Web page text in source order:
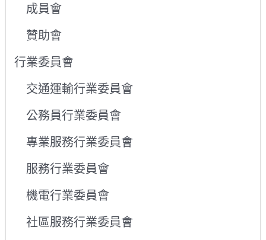
成員會
贊助會
行業委員會
交通運輸行業委員會
公務員行業委員會
專業服務行業委員會
服務行業委員會
機電行業委員會
社區服務行業委員會